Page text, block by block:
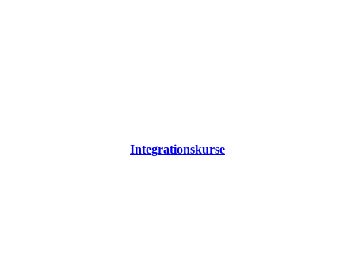
Integrationskurse